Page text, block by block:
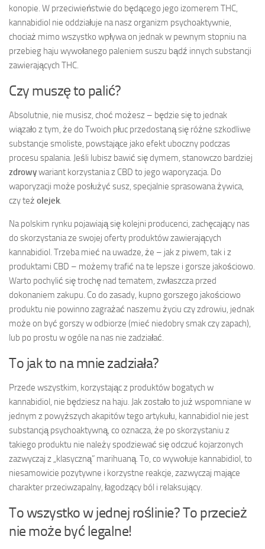
konopie. W przeciwieństwie do będącego jego izomerem THC,
kannabidiol nie oddziałuje na nasz organizm psychoaktywnie,
chociaż mimo wszystko wpływa on jednak w pewnym stopniu na
przebieg haju wywołanego paleniem suszu bądź innych substancji
zawierających THC.
Czy muszę to palić?
Absolutnie, nie musisz, choć możesz – będzie się to jednak
wiązało z tym, że do Twoich płuc przedostaną się różne szkodliwe
substancje smoliste, powstające jako efekt uboczny podczas
procesu spalania. Jeśli lubisz bawić się dymem, stanowczo bardziej
zdrowywariant korzystania z CBD to jego waporyzacja. Do
waporyzacji może posłużyć susz, specjalnie sprasowana żywica,
czy też olejek.
Na polskim rynku pojawiają się kolejni producenci, zachęcający nas
do skorzystania ze swojej oferty produktów zawierających
kannabidiol. Trzeba mieć na uwadze, że – jak z piwem, tak i z
produktami CBD – możemy trafić na te lepsze i gorsze jakościowo.
Warto pochylić się trochę nad tematem, zwłaszcza przed
dokonaniem zakupu. Co do zasady, kupno gorszego jakościowo
produktu nie powinno zagrażać naszemu życiu czy zdrowiu, jednak
może on być gorszy w odbiorze (mieć niedobry smak czy zapach),
lub po prostu w ogóle na nas nie zadziałać.
To jak to na mnie zadziała?
Przede wszystkim, korzystając z produktów bogatych w
kannabidiol, nie będziesz na haju. Jak zostało to już wspomniane w
jednym z powyższych akapitów tego artykułu, kannabidiol nie jest
substancją psychoaktywną, co oznacza, że po skorzystaniu z
takiego produktu nie należy spodziewać się odczuć kojarzonych
zazwyczaj z „klasyczną” marihuaną. To, co wywołuje kannabidiol, to
niesamowicie pozytywne i korzystne reakcje, zazwyczaj mające
charakter przeciwzapalny, łagodzący ból i relaksujący.
To wszystko w jednej roślinie? To przecież
nie może być legalne!